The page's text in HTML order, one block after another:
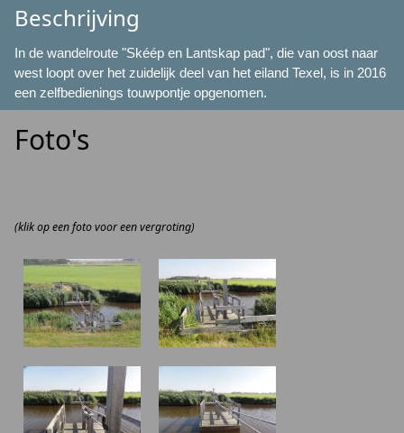
Beschrijving
In de wandelroute "Skéép en Lantskap pad", die van oost naar
west loopt over het zuidelijk deel van het eiland Texel, is in 2016
een zelfbedienings touwpontje opgenomen.
Foto's
(klik op een foto voor een vergroting)